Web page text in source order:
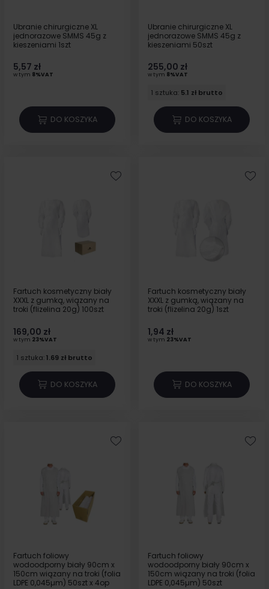
Ubranie chirurgiczne XL
jednorazowe SMMS 45g z
kieszeniami 1szt
5,57 zł
w tym 8%VAT
DO KOSZYKA
Ubranie chirurgiczne XL
jednorazowe SMMS 45g z
kieszeniami 50szt
255,00 zł
w tym 8%VAT
1 sztuka: 5.1 zł brutto
DO KOSZYKA
Fartuch kosmetyczny biały
XXXL z gumką, wiązany na
troki (flizelina 20g) 100szt
169,00 zł
w tym 23%VAT
1 sztuka:1.69 zł brutto
DO KOSZYKA
Fartuch kosmetyczny biały
XXXL z gumką, wiązany na
troki (flizelina 20g) 1szt
1,94 zł
w tym 23%VAT
DO KOSZYKA
Fartuch foliowy
wodoodporny biały 90cm x
150cm wiązany na troki (folia
LDPE 0,045µm) 50szt x 4op
Fartuch foliowy
wodoodporny biały 90cm x
150cm wiązany na troki (folia
LDPE 0,045µm) 50szt